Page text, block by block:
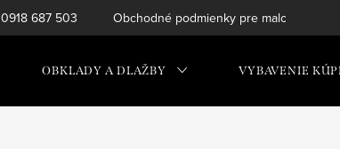
0918 687 503 Obchodné podmienky pre maloobchod
OBKLADY A DLAŽBY VYBAVENIE